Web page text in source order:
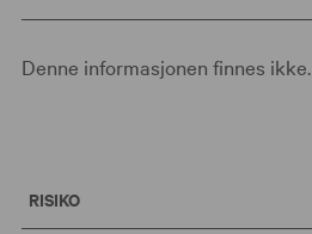
Denne informasjonen finnes ikke.
RISIKO